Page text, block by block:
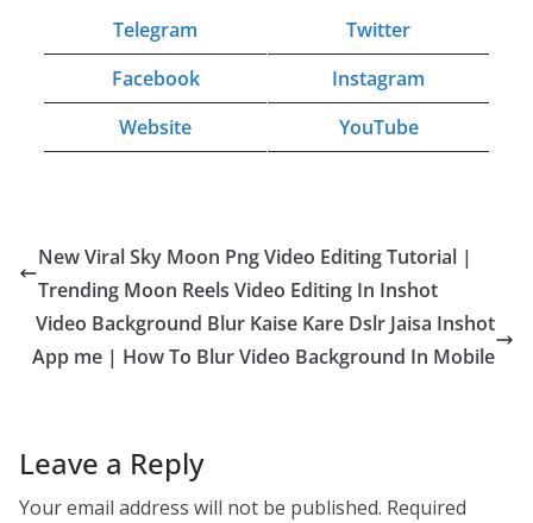
Telegram
Twitter
Facebook
Instagram
Website
YouTube
New Viral Sky Moon Png Video Editing Tutorial |
Trending Moon Reels Video Editing In Inshot
Video Background Blur Kaise Kare Dslr Jaisa Inshot
App me | How To Blur Video Background In Mobile
Leave a Reply
Your email address will not be published. Required